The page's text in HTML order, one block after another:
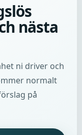
nästa
ni driver och
normalt
på